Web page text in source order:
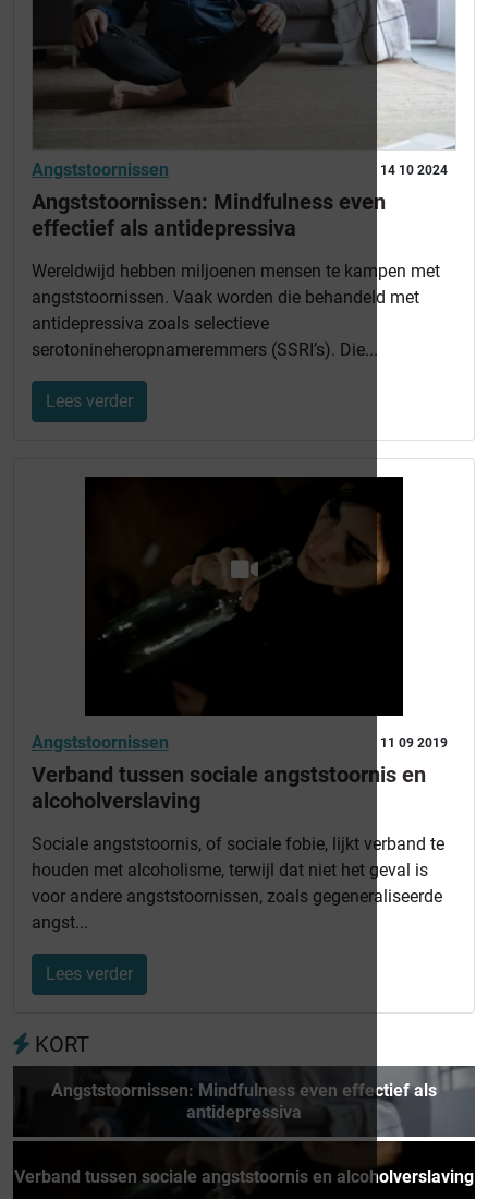
14 10 2024
Angststoornissen
Angststoornissen: Mindfulness even
effectief als antidepressiva
Wereldwijd hebben miljoenen mensen te kampen met
angststoornissen. Vaak worden die behandeld met
antidepressiva zoals selectieve
serotonineheropnameremmers (SSRI’s). Die...
Lees verder
11 09 2019
Angststoornissen
Verband tussen sociale angststoornis en
alcoholverslaving
Sociale angststoornis, of sociale fobie, lijkt verband te
houden met alcoholisme, terwijl dat niet het geval is
voor andere angststoornissen, zoals gegeneraliseerde
angst...
Lees verder
KORT
Angststoornissen: Mindfulness even effectief als
antidepressiva
Verband tussen sociale angststoornis en alcoholverslaving